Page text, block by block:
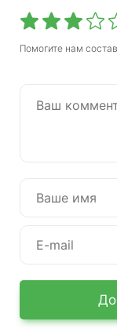
который
кабинета
Поскольку
продуктом
необходима
масштаба.
Помогите нам